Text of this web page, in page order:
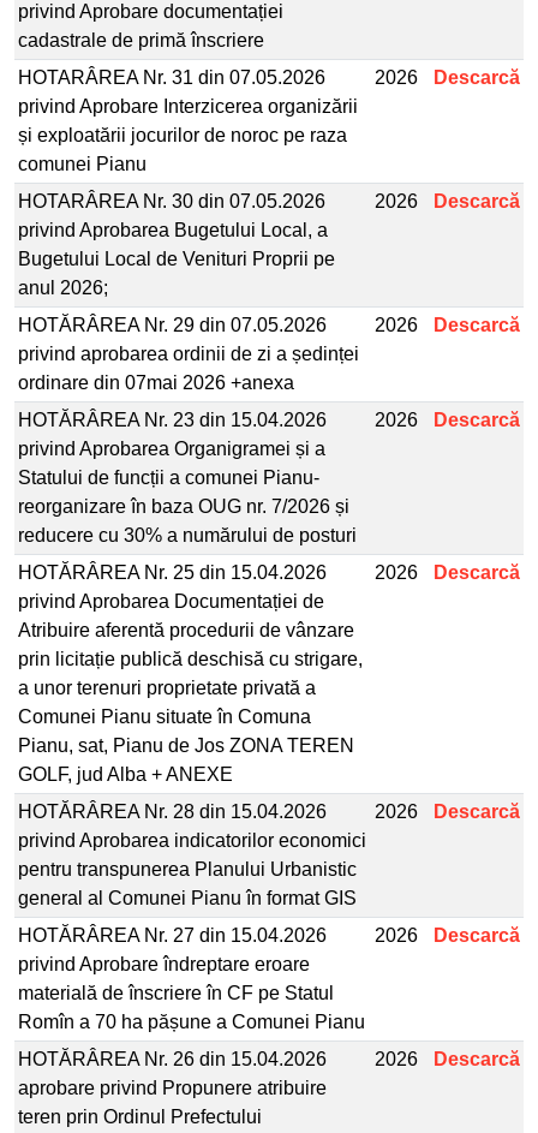
privind Aprobare documentației
cadastrale de primă înscriere
HOTARÂREA Nr. 31 din 07.05.2026
privind Aprobare Interzicerea organizării
și exploatării jocurilor de noroc pe raza
comunei Pianu
2026 Descarcă
HOTARÂREA Nr. 30 din 07.05.2026
privind Aprobarea Bugetului Local, a
Bugetului Local de Venituri Proprii pe
anul 2026;
2026 Descarcă
HOTĂRÂREA Nr. 29 din 07.05.2026
privind aprobarea ordinii de zi a ședinței
ordinare din 07mai 2026 +anexa
2026 Descarcă
HOTĂRÂREA Nr. 23 din 15.04.2026
privind Aprobarea Organigramei și a
Statului de funcții a comunei Pianu-
reorganizare în baza OUG nr. 7/2026 și
reducere cu 30% a numărului de posturi
2026 Descarcă
HOTĂRÂREA Nr. 25 din 15.04.2026
privind Aprobarea Documentației de
Atribuire aferentă procedurii de vânzare
prin licitație publică deschisă cu strigare,
a unor terenuri proprietate privată a
Comunei Pianu situate în Comuna
Pianu, sat, Pianu de Jos ZONA TEREN
GOLF, jud Alba + ANEXE
2026 Descarcă
HOTĂRÂREA Nr. 28 din 15.04.2026
privind Aprobarea indicatorilor economici
pentru transpunerea Planului Urbanistic
general al Comunei Pianu în format GIS
2026 Descarcă
HOTĂRÂREA Nr. 27 din 15.04.2026
privind Aprobare îndreptare eroare
materială de înscriere în CF pe Statul
Romîn a 70 ha pășune a Comunei Pianu
2026 Descarcă
HOTĂRÂREA Nr. 26 din 15.04.2026
aprobare privind Propunere atribuire
teren prin Ordinul Prefectului
2026 Descarcă